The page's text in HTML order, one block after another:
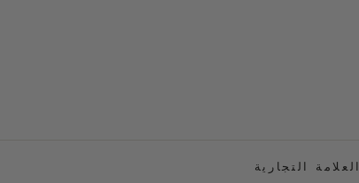
العلامة التجارية